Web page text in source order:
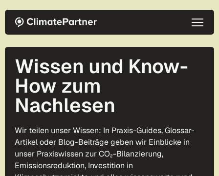
Wissen und Know-
How zum
Nachlesen
Wir teilen unser Wissen: In Praxis-Guides, Glossar-
Artikel oder Blog-Beiträge geben wir Einblicke in
unser Praxiswissen zur CO₂-Bilanzierung,
Emissionsreduktion, Investition in